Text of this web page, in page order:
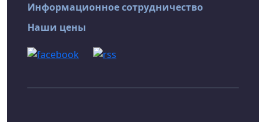
Информационное сотрудничество
Наши цены